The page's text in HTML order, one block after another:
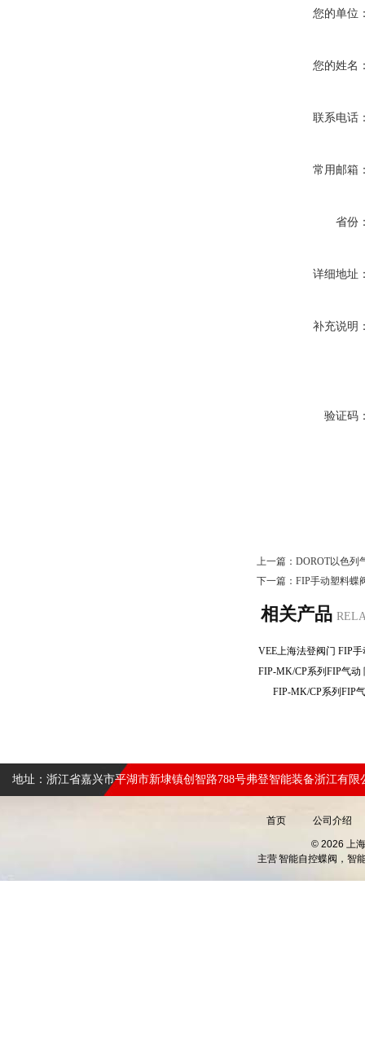
您的单位
您的姓名
联系电话
常用邮箱
省份
详细地址
补充说明
验证码
上一篇： DOROT以色列
下一篇： FIP手动塑料蝶
相关产品
FIP-MK/CP系列
地址：浙江省嘉兴市平湖市新埭镇创智路788号弗登智能装备浙江有限
首页 公司介绍
© 2026 上
主营智能自控蝶阀，智